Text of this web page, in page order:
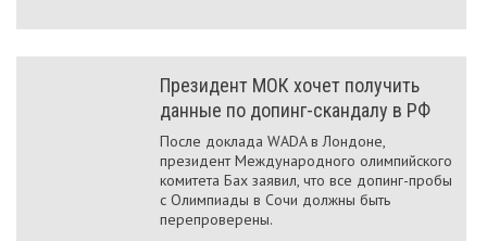
Президент МОК хочет получить
данные по допинг-скандалу в РФ
После доклада WADA в Лондоне,
президент Международного олимпийского
комитета Бах заявил, что все допинг-пробы
с Олимпиады в Сочи должны быть
перепроверены.